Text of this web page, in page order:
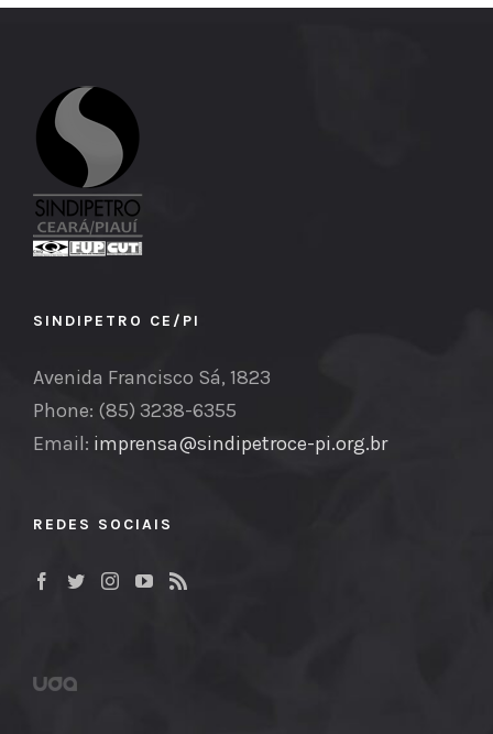
SINDIPETRO CE/PI
Avenida Francisco Sá, 1823
Phone: (85) 3238-6355
Email: imprensa@sindipetroce-pi.org.br
REDES SOCIAIS